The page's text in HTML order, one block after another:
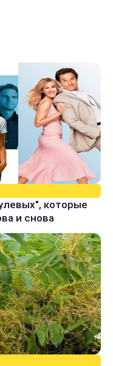
которые
и снова